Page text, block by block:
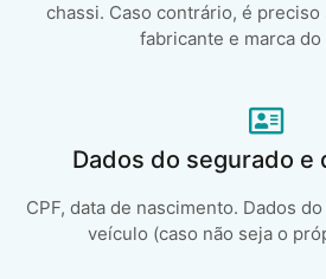
chassi. Caso contrário, é preciso
fabricante e marca
Dados do segurado e
CPF, data de nascimento. Dados
veículo (caso não seja o